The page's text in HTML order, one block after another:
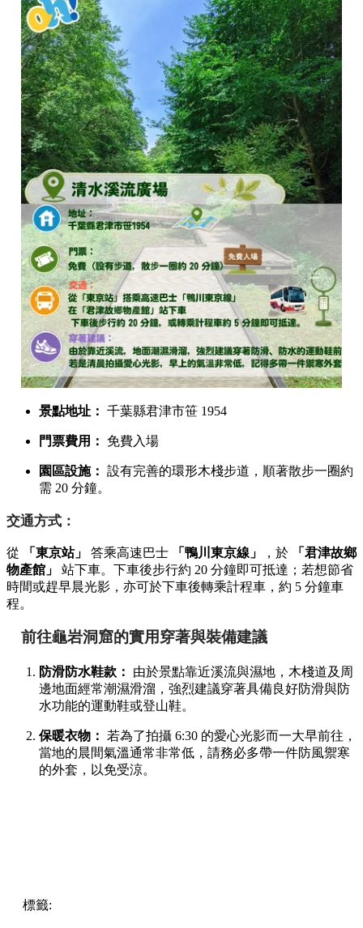
景點地址： 千葉縣君津市笹 1954
門票費用： 免費入場
園區設施： 設有完善的環形木棧步道，順著散步一圈約
需 20 分鐘。
交通方式：
從 「東京站」 答乘高速巴士 「鴨川東京線」 ，於
「君津故鄉
物產館」
站下車。下車後步行約 20 分鐘即可抵達；若想節省
時間或趕早晨光影，亦可於下車後轉乘計程車，約 5 分鐘車
程。
前往龜岩洞窟的實用穿著與裝備建議
防滑防水鞋款：
由於景點靠近溪流與濕地，木棧道及周
邊地面經常潮濕滑溜，強烈建議穿著具備良好防滑與防
水功能的運動鞋或登山鞋。
保暖衣物： 若為了拍攝 6:30 的愛心光影而一大早前往，
當地的晨間氣溫通常非常低，請務必多帶一件防風禦寒
的外套，以免受涼。
標籤: